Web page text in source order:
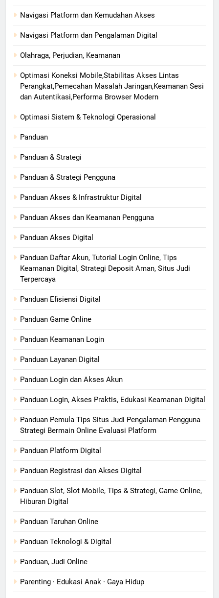
Navigasi Platform dan Kemudahan Akses
Navigasi Platform dan Pengalaman Digital
Olahraga, Perjudian, Keamanan
Optimasi Koneksi Mobile,Stabilitas Akses Lintas
Perangkat,Pemecahan Masalah Jaringan,Keamanan Sesi
dan Autentikasi,Performa Browser Modern
Optimasi Sistem & Teknologi Operasional
Panduan
Panduan & Strategi
Panduan & Strategi Pengguna
Panduan Akses & Infrastruktur Digital
Panduan Akses dan Keamanan Pengguna
Panduan Akses Digital
Panduan Daftar Akun, Tutorial Login Online, Tips
Keamanan Digital, Strategi Deposit Aman, Situs Judi
Terpercaya
Panduan Efisiensi Digital
Panduan Game Online
Panduan Keamanan Login
Panduan Layanan Digital
Panduan Login dan Akses Akun
Panduan Login, Akses Praktis, Edukasi Keamanan Digital
Panduan Pemula Tips Situs Judi Pengalaman Pengguna
Strategi Bermain Online Evaluasi Platform
Panduan Platform Digital
Panduan Registrasi dan Akses Digital
Panduan Slot, Slot Mobile, Tips & Strategi, Game Online,
Hiburan Digital
Panduan Taruhan Online
Panduan Teknologi & Digital
Panduan, Judi Online
Parenting · Edukasi Anak · Gaya Hidup